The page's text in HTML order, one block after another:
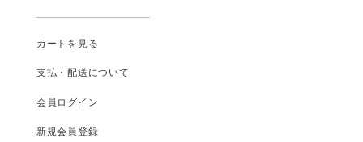
カートを見る
支払 ・配送について
会員ログイン
新規会員登録